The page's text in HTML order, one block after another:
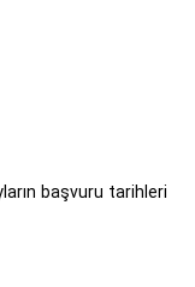
başvuru tarihleri